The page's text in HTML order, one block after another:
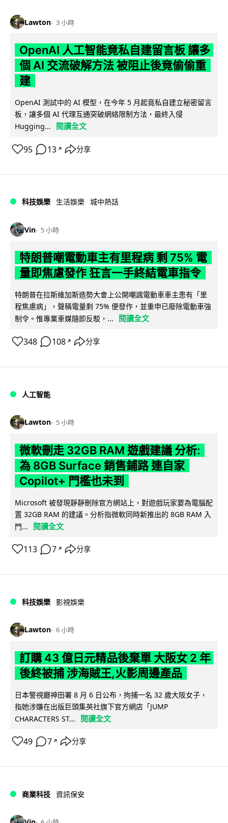
Lawton 3 小時
OpenAI 人工智能竟私自建留言板 讓多
個 AI 交流破解方法 被阻止後竟偷偷重
建
OpenAI 測試中的 AI 模型，在今年 5 月起竟私自建立秘密留言
板，讓多個 AI 代理互通突破網絡限制方法，最終入侵
Hugging...
閱讀全文
95 13 ↗ 分享
科技娛樂 生活娛樂 城中熱話
Vin 5 小時
特朗普嘲電動車主有里程病 剩 75% 電
量即焦慮發作 狂言一手終結電車指令
特朗普在拉斯維加斯造勢大會上公開嘲諷電動車車主患有「里
程焦慮病」，聲稱電量剩 75% 便發作，並重申已廢除電動車強
制令。惟專業車媒隨即反駁，...
閱讀全文
348 108 ↗ 分享
人工智能
Lawton 5 小時
微軟刪走 32GB RAM 遊戲建議 分析:
為 8GB Surface 銷售鋪路 連自家
Copilot+ 門檻也未到
Microsoft 被發現靜靜刪除官方網站上，對遊戲玩家要為電腦配
置 32GB RAM 的建議。分析指微軟同時新推出的 8GB RAM 入
門...
閱讀全文
113 7 ↗ 分享
科技娛樂 影視娛樂
Lawton 6 小時
訂購 43 億日元精品後棄單 大阪女 2 年
後終被捕 涉海賊王,火影周邊產品
日本警視廳神田署 8 月 6 日公布，拘捕一名 32 歲大阪女子，
指她涉嫌在出版巨頭集英社旗下官方網店「JUMP
CHARACTERS ST...
閱讀全文
49 7 ↗ 分享
商業科技 資訊保安